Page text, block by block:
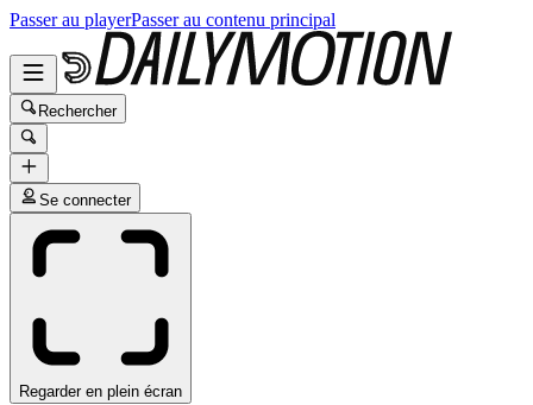
Passer au playerPasser au contenu principal
Rechercher
Se connecter
Regarder en plein écran